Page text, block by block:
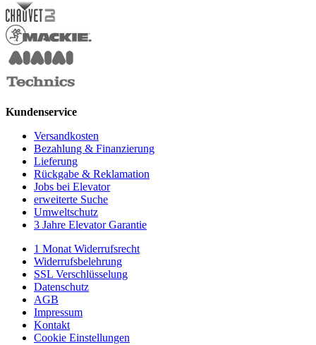
Kundenservice
Versandkosten
Bezahlung & Finanzierung
Lieferung
Rückgabe & Reklamation
Jobs bei Elevator
erweiterte Suche
Umweltschutz
3 Jahre Elevator Garantie
1 Monat Widerrufsrecht
Widerrufsbelehrung
SSL Verschlüsselung
Datenschutz
AGB
Impressum
Kontakt
Cookie Einstellungen